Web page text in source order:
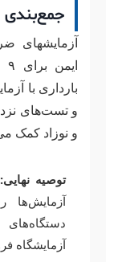
جمع‌بندی
آزمایشهای
بارداری با
و تست‌های
و نوزاد کمک
توصیه نهایی:
آزمایش‌ها
آزمایشگاه